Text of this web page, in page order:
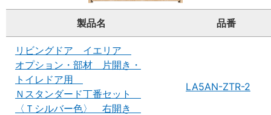
製品名 品番
リビングドア イエリア
オプション・部材 片開き・
トイレドア用
Ｎスタンダード丁番セット
〈Ｔシルバー色〉 右開き
LA5AN-ZTR-2